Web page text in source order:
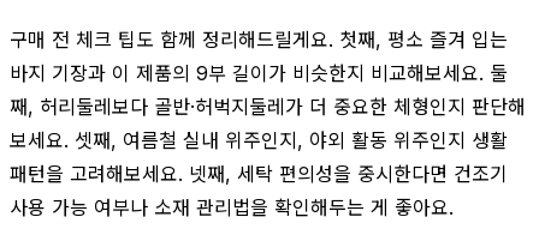
구매 전 체크 팁도 함께 정리해드릴게요. 첫째, 평소 즐겨 입는
바지 기장과 이 제품의 9부 길이가 비슷한지 비교해보세요. 둘
째, 허리둘레보다 골반·허벅지둘레가 더 중요한 체형인지 판단해
보세요. 셋째, 여름철 실내 위주인지, 야외 활동 위주인지 생활
패턴을 고려해보세요. 넷째, 세탁 편의성을 중시한다면 건조기
사용 가능 여부나 소재 관리법을 확인해두는 게 좋아요.